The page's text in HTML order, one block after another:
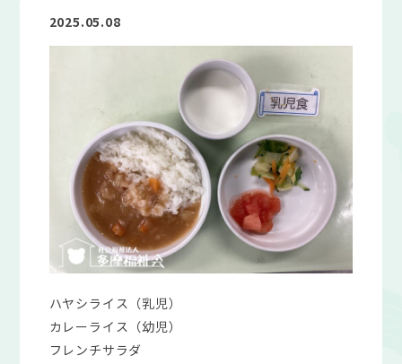
2025.05.08
ハヤシライス（乳児）
カレーライス（幼児）
フレンチサラダ